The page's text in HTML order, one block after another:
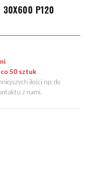
30X600 P120
50 sztuk
ilości np. do
z nami.